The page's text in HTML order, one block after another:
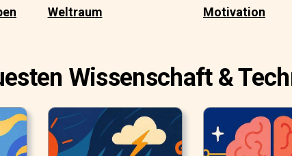
Weltraum
Motivation
Wissenschaft &